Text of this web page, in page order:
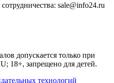
sale@info24.ru
допускается только при
18+, запрещено для детей.
технологий